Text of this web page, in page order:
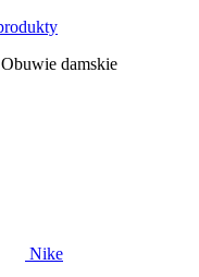
Obuwie damskie
Nike